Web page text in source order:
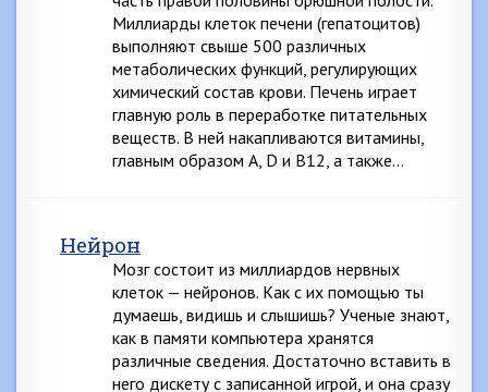
Миллиарды клеток печени (гепатоцитов)
выполняют свыше 500 различных
метаболических функций, регулирующих
химический состав крови. Печень играет
главную роль в переработке питательных
веществ. В ней накапливаются витамины,
главным образом А, D и В12, а также…
Нейрон
Мозг состоит из миллиардов нервных
клеток — нейронов. Как с их помощью ты
думаешь, видишь и слышишь? Ученые знают,
как в памяти компьютера хранятся
различные сведения. Достаточно вставить в
него дискету с записанной игрой, и она сразу